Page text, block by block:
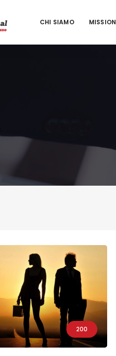
CHI SIAMO MISSION
200